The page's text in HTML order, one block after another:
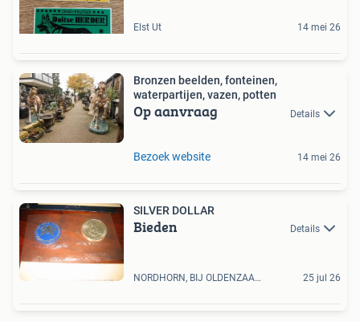
Elst Ut 14 mei 26
Bronzen beelden, fonteinen,
waterpartijen, vazen, potten
Op aanvraag Details
Bezoek website 14 mei 26
SILVER DOLLAR
Bieden Details
NORDHORN, BIJ OLDENZAAL, DE 25 jul 26